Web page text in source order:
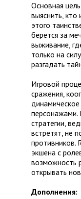
Основная
выяснить, кто
этого
берется за
выживание,
только на
разгадать
Игровой
сражения,
стратегии,
встретят, не
противников.
экшена с
возможность
открывать
Дополнения: